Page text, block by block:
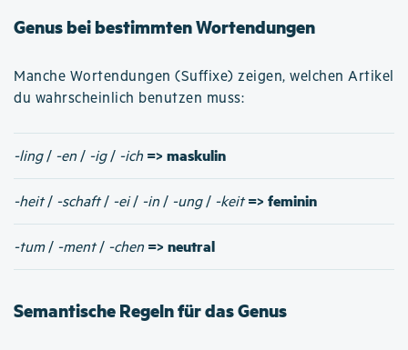
Genus bei bestimmten Wortendungen
Manche Wortendungen (Suffixe) zeigen, welchen Artikel
du wahrscheinlich benutzen muss:
-ling/ -en / -ig/ -ich => maskulin
-heit/ -schaft/ -ei/ -in / -ung/ -keit => feminin
-tum/ -ment/ -chen => neutral
Semantische Regeln für das Genus